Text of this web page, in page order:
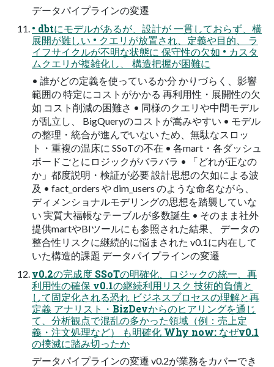
データパイプラインの変遷
• dbtにモデルがあるが、設計が 一貫しておらず、横
展開が難しい • クエリが放置され、定義や目的、 ラ
イフサイクルが不明な状態に 保守性の欠如 • カスタ
ムクエリが複雑化し、 構造把握が困難に
• 誰がどの定義を使っているか分 かりづらく、影響
範囲の 特定にコストがかかる 再利用性・展開性の欠
如 コスト削減の困難さ • 同様のクエリや中間モデル
が乱立し、 BigQueryのコストが嵩みやすい • モデル
の整理・統合が進んでいない ため、無駄なスロッ
ト・重複の温床に SSoTの不在 • 各mart・各ダッシュ
ボードごとにロジックがバラバラ • 「どれが正なの
か」都度説明・検証が必要 設計思想の欠如による波
及 • fact_orders や dim_users のような命名ながら、
ディメンショナルモデリングの思想を踏襲していな
い 実質大福帳なテーブルが多数誕生 • そのまま社外
提供martやBIツールにも参照された結果、 データの
整合性リスクに継続的に悩まされた v0.1に内在して
いた構造的課題 データパイプラインの変遷
v0.2の完成度 SSoTの明確化、ロジックの統一、再
利用性の確保 v0.1の継続利用リスク 技術的負債と
して固定化される恐れ ビジネスプロセスの理解と再
定義 アナリスト・BizDevからのヒアリングを通じ
て、分析観点で混乱の多かった領域（例：売上定
義・注文処理など） も明確化 Why now: なぜv0.1
の撲滅に踏み切ったか
データパイプラインの変遷 v0.2が業務をカバーでき